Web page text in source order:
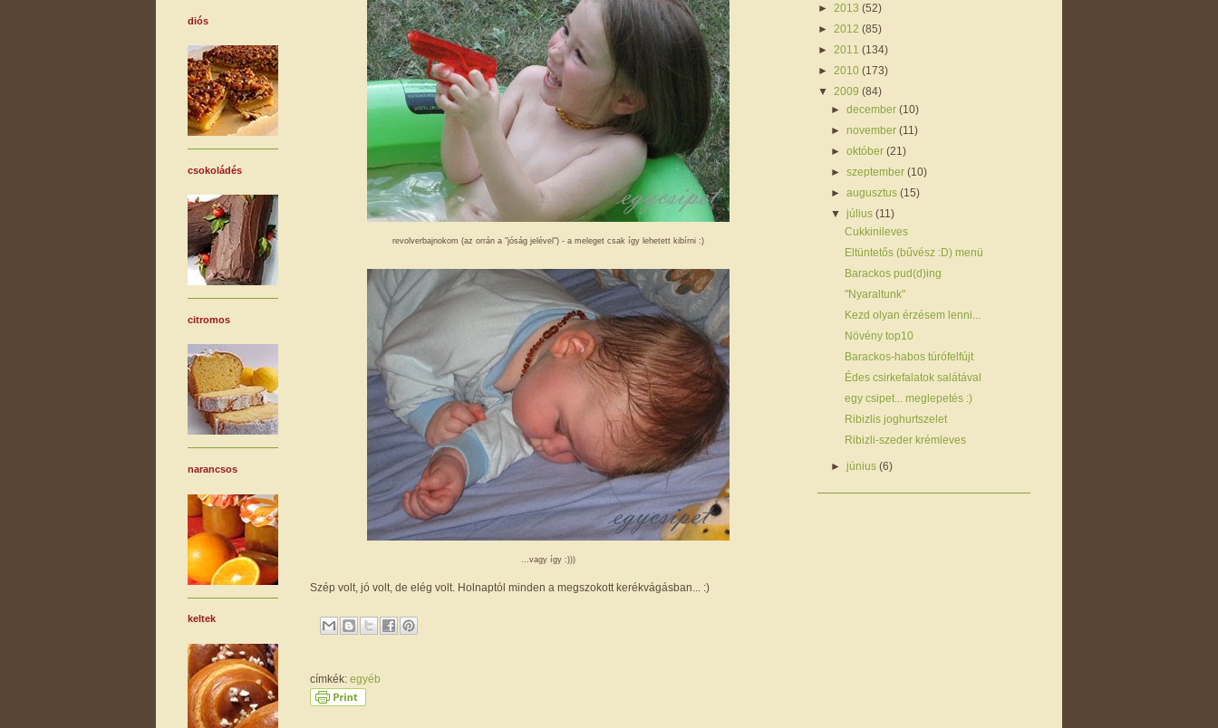
revolverbajnokom (az orrán a "jóság jelével") - a meleget csak így lehetett kibírni :)
...vagy így :)))
Szép volt, jó volt, de elég volt. Holnaptól minden a megszokott kerékvágásban... :)
címkék: egyéb
diós
csokoládés
citromos
narancsos
keltek
► 2013 (52)
► 2012 (85)
► 2011 (134)
► 2010 (173)
▼ 2009 (84)
►december(10)
►november(11)
►október(21)
►szeptember(10)
►augusztus(15)
▼július(11)
Cukkinileves
Eltüntetős (bűvész :D) menü
Barackos pud(d)ing
"Nyaraltunk"
Kezd olyan érzésem lenni...
Növény top10
Barackos-habos túrófelfújt
Édes csirkefalatok salátával
egy csipet... meglepetés :)
Ribizlis joghurtszelet
Ribizli-szeder krémleves
►június(6)